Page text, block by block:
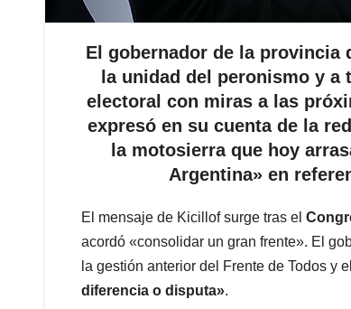
El gobernador de la provincia
la unidad del peronismo y
electoral con miras a las
expresó en su cuenta de la
la motosierra que hoy
Argentina» en
El mensaje de Kicillof surge tras el
acordó «consolidar un gran frente». El
la gestión anterior del Frente de Todos y
diferencia o disputa».